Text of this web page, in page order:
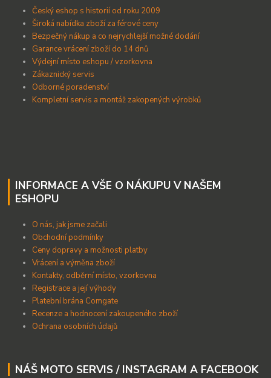
Český eshop s historií od roku 2009
Široká nabídka zboží za férové ceny
Bezpečný nákup a co nejrychlejší možné dodání
Garance vrácení zboží do 14 dnů
Výdejní místo eshopu / vzorkovna
Zákaznický servis
Odborné poradenství
Kompletní servis a montáž zakopených výrobků
INFORMACE A VŠE O NÁKUPU V NAŠEM
ESHOPU
O nás, jak jsme začali
Obchodní podmínky
Ceny dopravy a možnosti platby
Vrácení a výměna zboží
Kontakty, odběrní místo, vzorkovna
Registrace a její výhody
Platební brána Comgate
Recenze a hodnocení zakoupeného zboží
Ochrana osobních údajů
NÁŠ MOTO SERVIS / INSTAGRAM A FACEBOOK